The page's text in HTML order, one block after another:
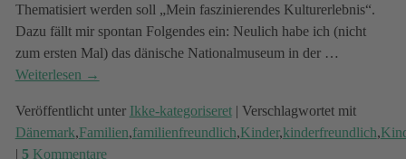
Thematisiert werden soll „Mein faszinierendes Kulturerlebnis“.
Dazu fällt mir spontan Folgendes ein: Neulich habe ich (nicht
zum ersten Mal) das dänische Nationalmuseum in der …
Weiterlesen →
Veröffentlicht unter Ikke-kategoriseret| Verschlagwortet mit
Dänemark,Familien,familienfreundlich,Kinder, kinderfreundlich,
5Kommentare